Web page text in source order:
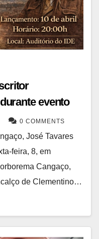
evento
0 COMMENTS
José Tavares
feira, 8, em
Cangaço,
de Clementino…